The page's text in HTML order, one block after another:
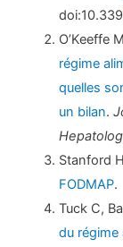
O’Keeffe
régime
quelles
un bilan.
Stanford
FODMAP.
Tuck C,
du régime